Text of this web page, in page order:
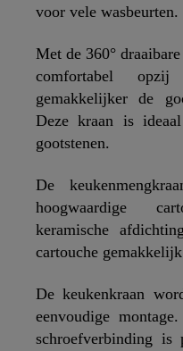
voor vele wasbeurten.
Met de 360°
comfortabel
gemakkelijker de
Deze kraan is
gootstenen.
De
hoogwaardige
keramische
cartouche
De keukenkraan
eenvoudige
schroefverbinding is